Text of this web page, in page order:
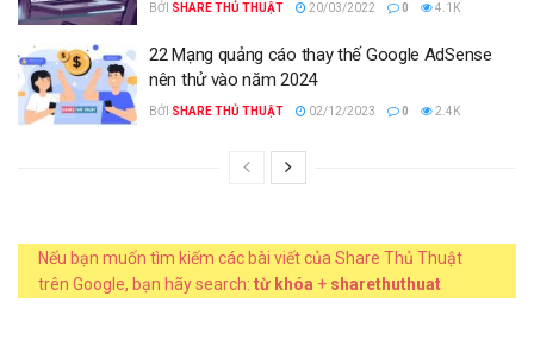
BỞI SHARE THỦ THUẬT 20/03/2022 0 4.1K
22 Mạng quảng cáo thay thế Google AdSense
nên thử vào năm 2024
BỞI SHARE THỦ THUẬT 02/12/2023 0 2.4K
Nếu bạn muốn tìm kiếm các bài viết của Share Thủ Thuật
trên Google, bạn hãy search: từ khóa + sharethuthuat